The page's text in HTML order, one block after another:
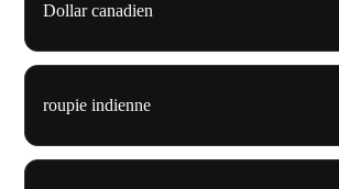
Dollar canadien
roupie indienne